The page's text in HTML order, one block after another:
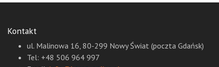
Kontakt
ul. Malinowa 16, 80-299 Nowy Świat (poczta Gdańsk)
Tel: +48 506 964 997